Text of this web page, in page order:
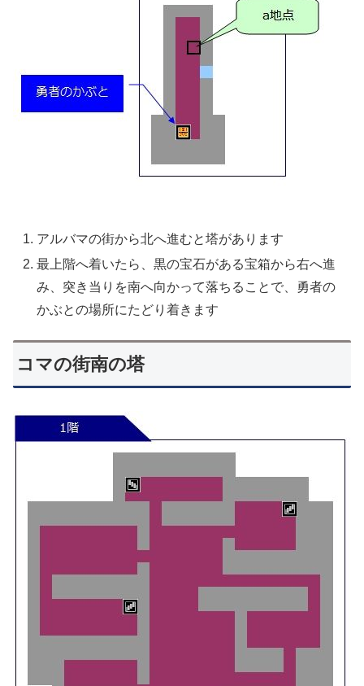
アルバマの街から北へ進むと塔があります
最上階へ着いたら、黒の宝石がある宝箱から右へ進
み、突き当りを南へ向かって落ちることで、勇者の
かぶとの場所にたどり着きます
コマの街南の塔